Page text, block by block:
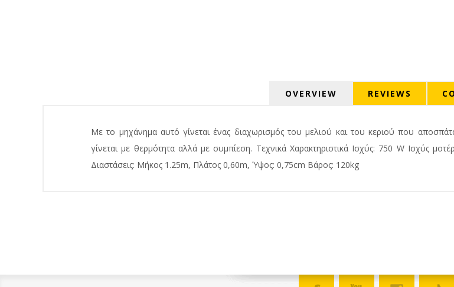
OVERVIEW REVIEWS
Με το μηχάνημα αυτό γίνεται ένας διαχωρισμός του μελιού και του κεριού που
γίνεται με θερμότητα αλλά με συμπίεση. Τεχνικά Χαρακτηριστικά Ισχύς: 750 W Ισχύς
Διαστάσεις: Μήκος 1.25m, Πλάτος 0,60m, Ύψος: 0,75cm Βάρος: 120kg